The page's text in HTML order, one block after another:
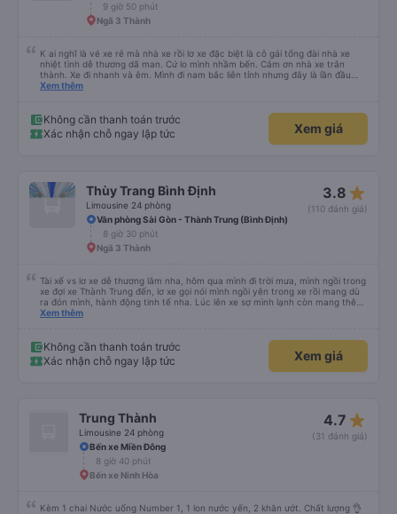
9 giờ 50 phút
Ngã 3 Thành
K ai nghĩ là vé xe rẻ mà nhà xe rồi lơ xe đặc biệt là cô gái tổng đài nhà xe
nhiệt tình dễ thương dã man. Cứ lo mình nhầm bến. Cảm ơn nhà xe trân
thành. Xe đi nhanh và êm. Mình đi nam bắc liên tỉnh nhưng đây là lần đầu
ngủ trên xe quên cả điếu. Kính mong nhà xe hỗ trợ giúp mình lấy lại kỉ bật
Xem thêm
Không cần thanh toán trước
Xác nhận chỗ ngay lập tức
Xem giá
Thùy Trang Bình Định
Limousine 24 phòng
3.8 star_rate
(110 đánh giá)
Văn phòng Sài Gòn - Thành Trung (Bình Định)
8 giờ 30 phút
Ngã 3 Thành
Tài xế vs lơ xe dễ thương lắm nha, hôm qua mình đi trời mưa, mình ngồi trong
xe đợi xe Thành Trung đến, lơ xe gọi nói mình ngồi yên trong xe rồi mang dù
ra đón mình, hành động tinh tế nha. Lúc lên xe sợ mình lạnh còn mang thêm
cho mình cái chăn bông, lúc xuống xe lần nào cũng v, đều book grap, be chở
bố mẹ đi, bố mẹ khen không hết lời. Cảm ơn nhà xe Thành Trung nhiều
Xem thêm
Không cần thanh toán trước
Xác nhận chỗ ngay lập tức
Xem giá
Trung Thành
Limousine 24 phòng
4.7 star_rate
(31 đánh giá)
Bến xe Miền Đông
8 giờ 40 phút
Bến xe Ninh Hòa
Kèm 1 chai Nước uống Number 1, 1 lon nước yến, 2 khăn ướt. Chất lượng 👌